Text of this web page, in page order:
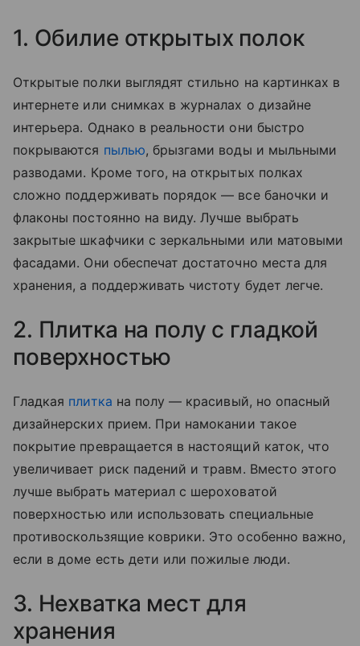
1. Обилие открытых полок
Открытые полки выглядят стильно на картинках в
интернете или снимках в журналах о дизайне
интерьера. Однако в реальности они быстро
покрываются пылью, брызгами воды и мыльными
разводами. Кроме того, на открытых полках
сложно поддерживать порядок — все баночки и
флаконы постоянно на виду. Лучше выбрать
закрытые шкафчики с зеркальными или матовыми
фасадами. Они обеспечат достаточно места для
хранения, а поддерживать чистоту будет легче.
2. Плитка на полу с гладкой
поверхностью
Гладкая плитка на полу — красивый, но опасный
дизайнерских прием. При намокании такое
покрытие превращается в настоящий каток, что
увеличивает риск падений и травм. Вместо этого
лучше выбрать материал с шероховатой
поверхностью или использовать специальные
противоскользящие коврики. Это особенно важно,
если в доме есть дети или пожилые люди.
3. Нехватка мест для
хранения